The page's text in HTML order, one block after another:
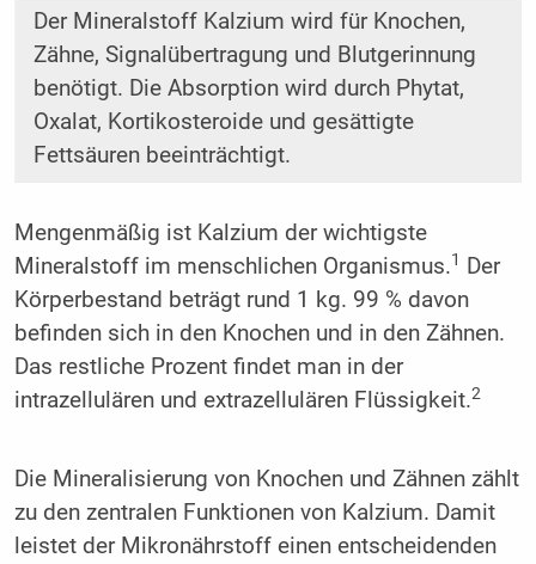
Der Mineralstoff Kalzium wird für Knochen,
Zähne, Signalübertragung und Blutgerinnung
benötigt. Die Absorption wird durch Phytat,
Oxalat, Kortiko­steroide und gesättigte
Fettsäuren beeinträchtigt.
Mengenmäßig ist Kalzium der wichtigste
Mineralstoff im menschlichen Organismus.1
Der
Körperbestand beträgt rund 1 kg. 99 % davon
befinden sich in den Knochen und in den Zähnen.
Das restliche Prozent findet man in der
intrazellulären und extrazellulären Flüssigkeit.2
Die Mineralisierung von Knochen und Zähnen zählt
zu den zentralen Funktionen von Kalzium. Damit
leistet der Mikronährstoff einen entscheidenden